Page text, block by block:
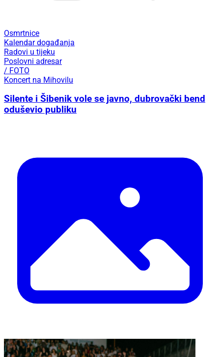
Osmrtnice
Kalendar događanja
Radovi u tijeku
Poslovni adresar
/ FOTO
Koncert na Mihovilu
Silente i Šibenik vole se javno, dubrovački bend
oduševio publiku